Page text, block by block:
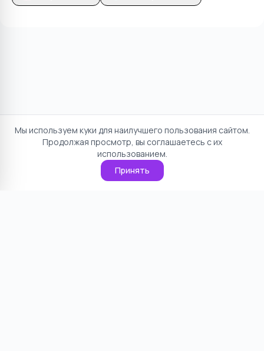
Мы используем куки для наилучшего пользования сайтом.
Продолжая просмотр, вы соглашаетесь с их
использованием.
Принять